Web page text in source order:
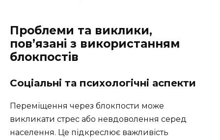
Проблеми та виклики,
пов’язані з використанням
блокпостів
Соціальні та психологічні аспекти
Переміщення через блокпости може
викликати стрес або невдоволення серед
населення. Це підкреслює важливість